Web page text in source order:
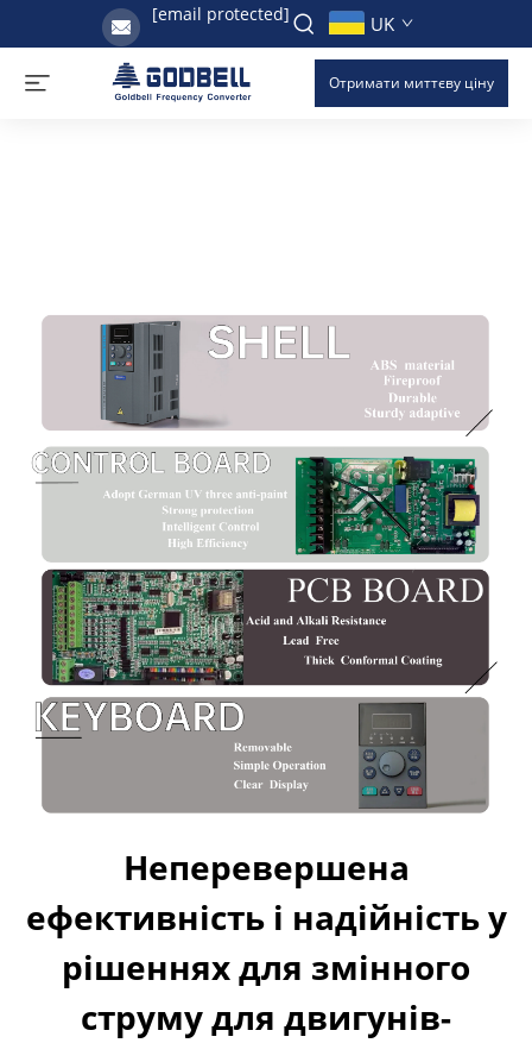
[email protected] UK
Отримати миттєву ціну
Неперевершена
ефективність і надійність у
рішеннях для змінного
струму для двигунів-